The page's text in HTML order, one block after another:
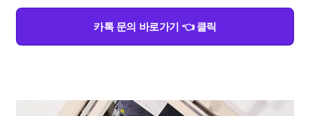
카톡 문의 바로가기 👈 클릭